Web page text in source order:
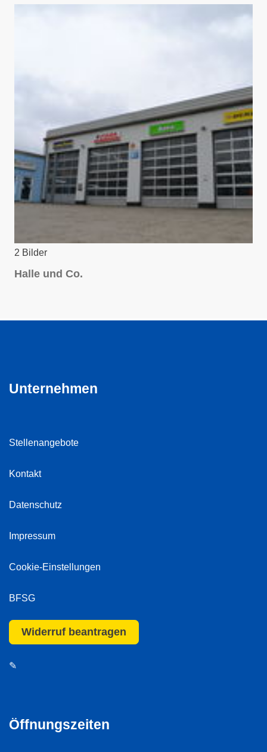
5
.
J
P
2 Bilder
Halle und Co.
Unternehmen
Stellenangebote
Kontakt
Datenschutz
Impressum
Cookie-Einstellungen
BFSG
Widerruf beantragen
✎
Öffnungszeiten